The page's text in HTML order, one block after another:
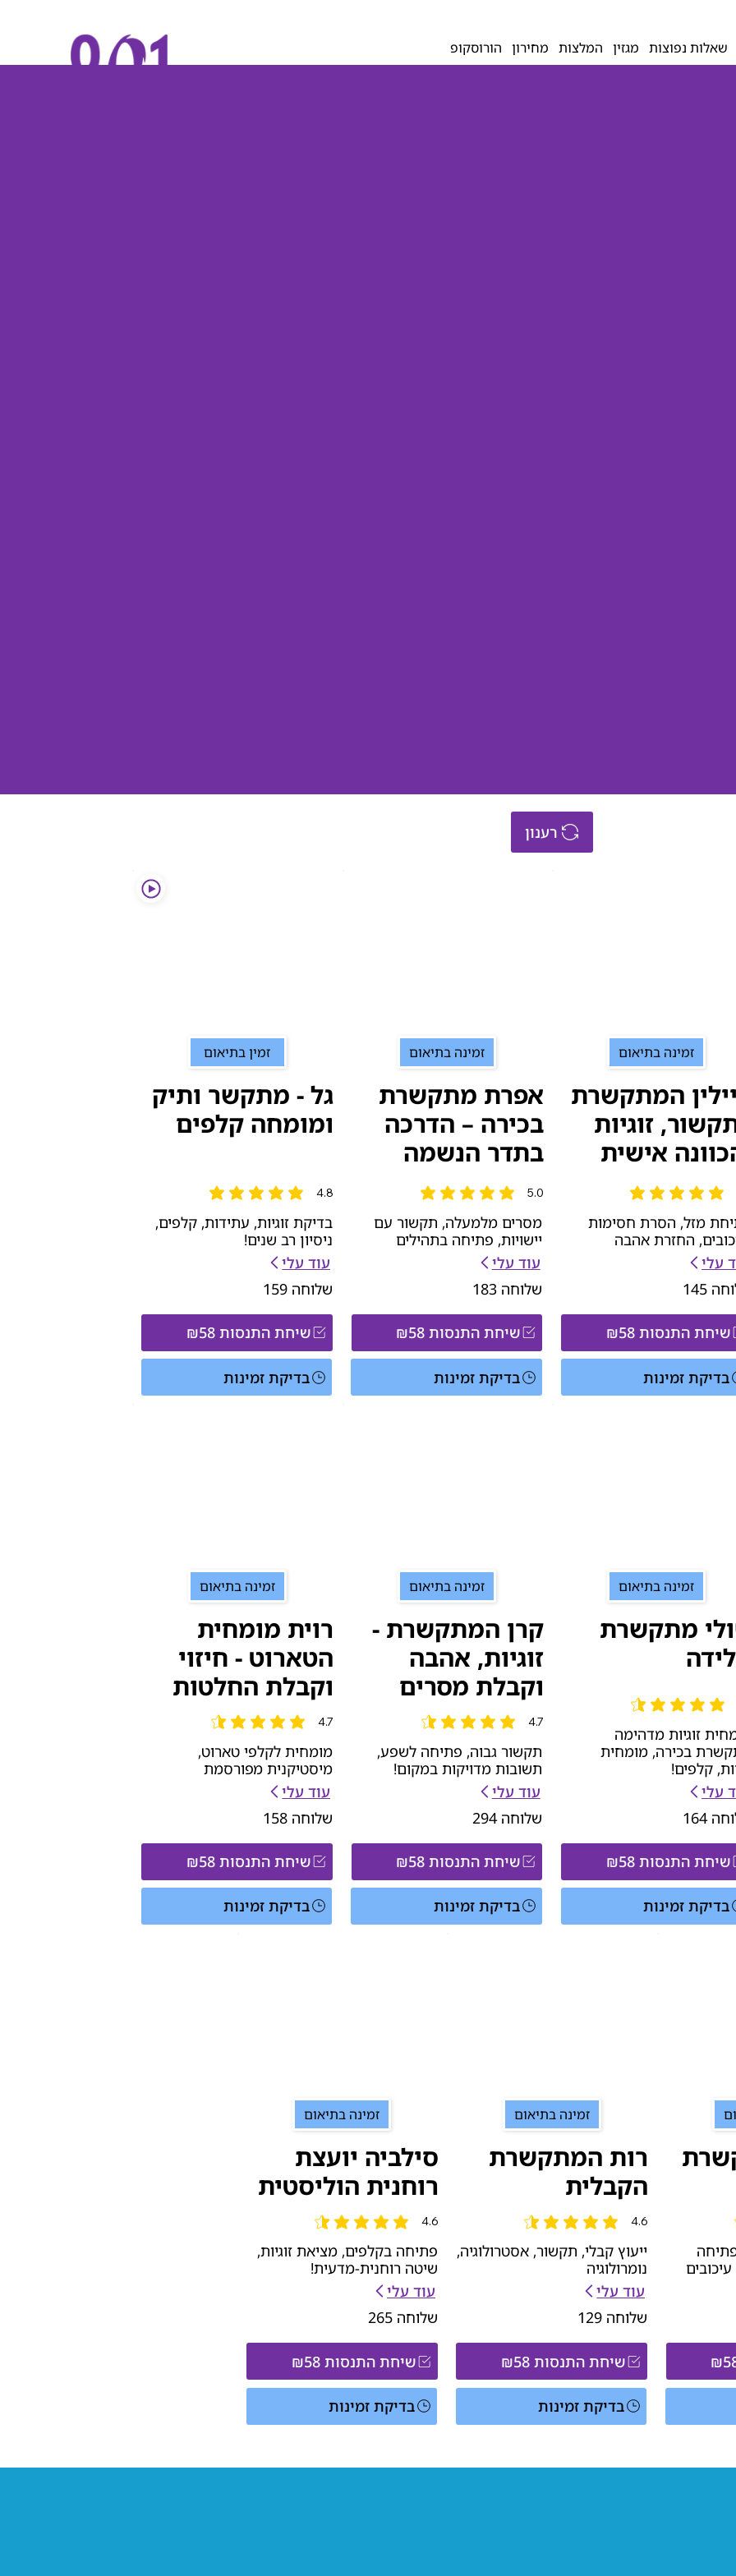
שאלות נפוצות מגזין המלצות מחירון הורוסקופ
רענון
שיחת התנסות ₪58
בדיקת זמינות
זמינה בתיאום
מזל, הסרת חסימות
החזרת אהבה
עלי
145
המתקשרת
זוגיות
אישית
הממוצא הוא 5 מתוך 5
שיחת התנסות ₪58
בדיקת זמינות
זמינה בתיאום
מסרים מלמעלה, תקשור עם
יישויות, פתיחה בתהילים
עוד עלי
שלוחה 183
אפרת מתקשרת
בכירה – הדרכה
בתדר הנשמה
5.0
הדירוג הממוצא הוא 5 מתוך 5
שיחת התנסות ₪58
בדיקת זמינות
זמין בתיאום
בדיקת זוגיות, עתידות, קלפים,
ניסיון רב שנים!
עוד עלי
שלוחה 159
גל - מתקשר ותיק
ומומחה קלפים
4.8
הדירוג הממוצא הוא 4.8 מתוך 5
שיחת התנסות ₪58
בדיקת זמינות
זמינה בתיאום
זוגיות מדהימה
בכירה, מומחית
קלפים!
עלי
164
מתקשרת
הממוצא הוא 4.7 מתוך 5
שיחת התנסות ₪58
בדיקת זמינות
זמינה בתיאום
תקשור גבוה, פתיחה לשפע,
תשובות מדויקות במקום!
עוד עלי
שלוחה 294
קרן המתקשרת -
זוגיות, אהבה
וקבלת מסרים
4.7
הדירוג הממוצא הוא 4.7 מתוך 5
שיחת התנסות ₪58
בדיקת זמינות
זמינה בתיאום
מומחית לקלפי טארוט,
מיסטיקנית מפורסמת
עוד עלי
שלוחה 158
רוית מומחית
הטארוט - חיזוי
וקבלת החלטות
4.7
הדירוג הממוצא הוא 4.7 מתוך 5
שיחת התנסות ₪58
בדיקת זמינות
זמינה בתיאום
ייעוץ קבלי, תקשור, אסטרולוגיה,
נומרולוגיה
עוד עלי
שלוחה 129
רות המתקשרת
הקבלית
4.6
הדירוג הממוצא הוא 4.6 מתוך 5
שיחת התנסות ₪58
בדיקת זמינות
זמינה בתיאום
פתיחה בקלפים, מציאת זוגיות,
שיטה רוחנית-מדעית!
עוד עלי
שלוחה 265
סילביה יועצת
רוחנית הוליסטית
4.6
הדירוג הממוצא הוא 4.6 מתוך 5